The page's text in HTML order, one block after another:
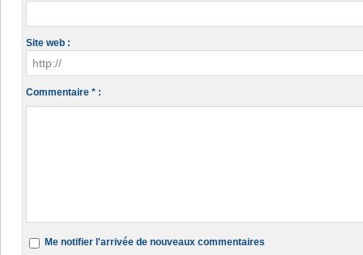
Site web :
Commentaire * :
Me notifier l'arrivée de nouveaux commentaires